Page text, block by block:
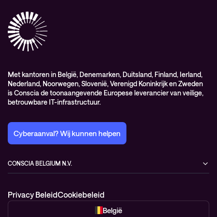
Met kantoren in België, Denemarken, Duitsland, Finland, Ierland,
Nederland, Noorwegen, Slovenië, Verenigd Koninkrijk en Zweden
is Conscia de toonaangevende Europese leverancier van veilige,
betrouwbare IT-infrastructuur.
Cyberaanval? Wij kunnen helpen
CONSCIA BELGIUM N.V.
Belgium
Privacy BeleidCookiebeleid
België